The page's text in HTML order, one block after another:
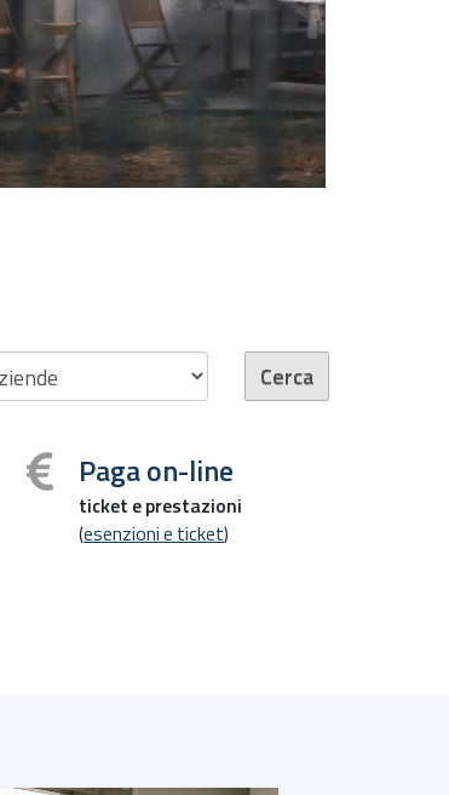
Cerca
Paga on-line
ticket e prestazioni
(esenzioni e ticket)